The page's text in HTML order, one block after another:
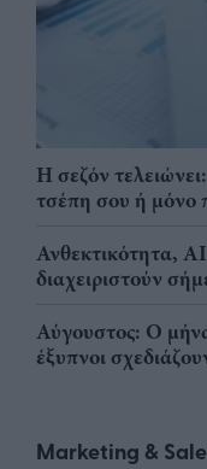
Η σεζόν
τσέπη σου ή μόνο
Ανθεκτικότητα,
διαχειριστούν
Αύγουστος: Ο
έξυπνοι
Marketing &